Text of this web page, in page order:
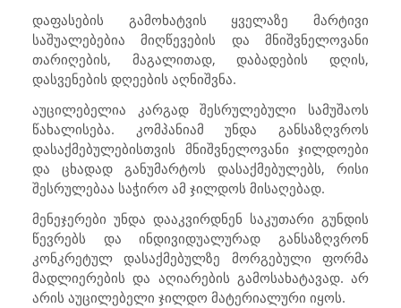
დაფასების გამოხატვის ყველაზე მარტივი
საშუალებებია მიღწევების და მნიშვნელოვანი
თარიღების, მაგალითად, დაბადების დღის,
დასვენების დღეების აღნიშვნა.
აუცილებელია კარგად შესრულებული სამუშაოს
წახალისება. კომპანიამ უნდა განსაზღვროს
დასაქმებულებისთვის მნიშვნელოვანი ჯილდოები
და ცხადად განუმარტოს დასაქმებულებს, რისი
შესრულებაა საჭირო ამ ჯილდოს მისაღებად.
მენეჯერები უნდა დააკვირდნენ საკუთარი გუნდის
წევრებს და ინდივიდუალურად განსაზღვრონ
კონკრეტულ დასაქმებულზე მორგებული ფორმა
მადლიერების და აღიარების გამოსახატავად. არ
არის აუცილებელი ჯილდო მატერიალური იყოს.